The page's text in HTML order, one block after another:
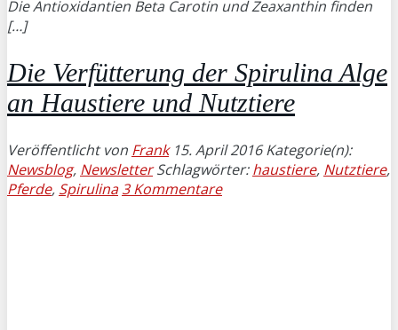
Die Antioxidantien Beta Carotin und Zeaxanthin finden
[…]
Die Verfütterung der Spirulina Alge
an Haustiere und Nutztiere
Veröffentlicht von Frank 15. April 2016 Kategorie(n):
Newsblog, NewsletterSchlagwörter:haustiere, Nutztiere,
Pferde, Spirulina 3 Kommentare